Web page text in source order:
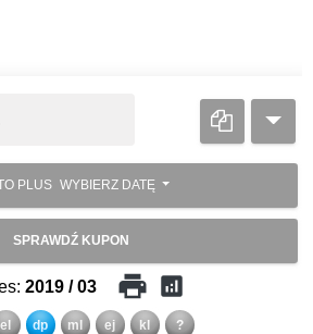
PLUS WYBIERZ DATĘ
SPRAWDŹ KUPON
2019 / 03 print analytics
el dp ml ej kl ?